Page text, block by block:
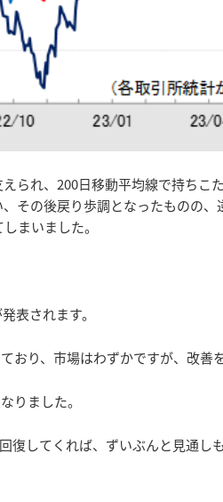
られ、200日移動平均線で持ちこ
その後戻り歩調となったものの
まいました。
表されます。
り、市場はわずかですが、改善
りました。
復してくれば、ずいぶんと見通し